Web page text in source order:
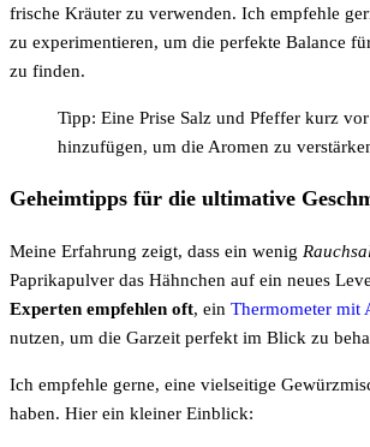
frische Kräuter zu verwenden. Ich empfehle
zu experimentieren, um die perfekte Balance
zu finden.
Tipp: Eine Prise Salz und Pfeffer kurz
hinzufügen, um die Aromen zu
Geheimtipps für die ultimative
Meine Erfahrung zeigt, dass ein wenig
Paprikapulver das Hähnchen auf ein neues
Experten empfehlen oft, ein Thermometer mit
nutzen, um die Garzeit perfekt im Blick zu
Ich empfehle gerne, eine vielseitige
haben. Hier ein kleiner Einblick: